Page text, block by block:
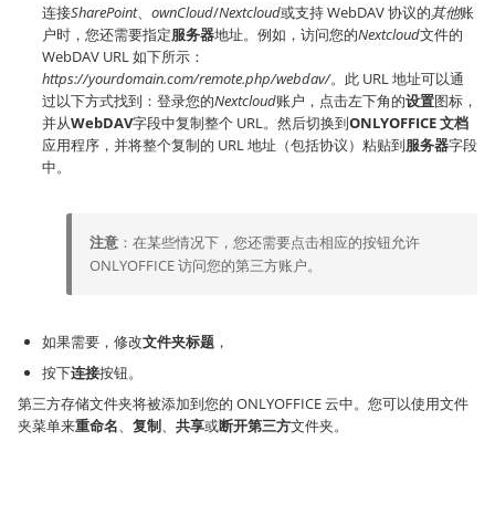
连接SharePoint、 ownCloud/Nextcloud或支持 WebDAV 协议的其他账
户时，您还需要指定服务器地址。例如，访问您的Nextcloud文件的
WebDAV URL 如下所示：
https://yourdomain.com/remote.php/webdav/。此 URL 地址可以通
过以下方式找到：登录您的Nextcloud账户，点击左下角的设置图标，
并从WebDAV字段中复制整个 URL。然后切换到ONLYOFFICE 文档
应用程序，并将整个复制的 URL 地址（包括协议）粘贴到服务器字段
中。
注意 ：在某些情况下，您还需要点击相应的按钮允许
ONLYOFFICE 访问您的第三方账户。
如果需要，修改文件夹标题 ，
按下连接按钮。
第三方存储文件夹将被添加到您的 ONLYOFFICE 云中。您可以使用文件
夹菜单来重命名 复制 共享或断开第三方文件夹。